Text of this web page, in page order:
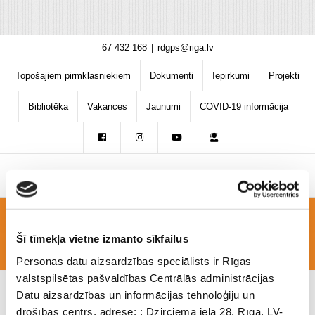
Šī tīmekļa vietne izmanto sīkfailus
Personas datu aizsardzības speciālists ir Rīgas
valstspilsētas pašvaldības Centrālās administrācijas
Datu aizsardzības un informācijas tehnoloģiju un
drošības centrs, adrese: : Dzirciema ielā 28, Rīga, LV-
content
67 432 168 rdgps@riga.lv
Topošajiem pirmklasniekiem Dokumenti Iepirkumi Projekti
Bibliotēka Vakances Jaunumi COVID-19 informācija
Still0901_00006